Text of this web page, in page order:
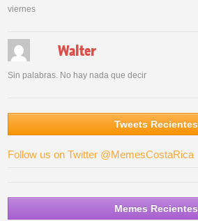
viernes
Walter
Sin palabras. No hay nada que decir
Tweets Recientes
Follow us on Twitter @MemesCostaRica
Memes Recientes